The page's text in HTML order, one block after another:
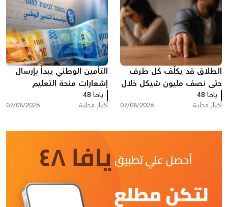
الطلاق قد يكلّف كل طرف
حتى نصف مليون شيكل خلال
عام واحد في البلاد
يافا 48
أخبار محلية 07/08/2026
التأمين الوطني يبدأ بإرسال
إشعارات منحة التعليم
يافا 48
أخبار محلية 07/08/2026